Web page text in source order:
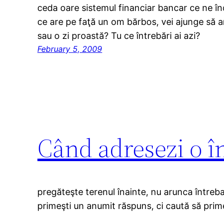
ceda oare sistemul financiar bancar ce ne
ce are pe faţă un om bărbos, vei ajunge să
sau o zi proastă? Tu ce întrebări ai azi?
February 5, 2009
Când adresezi o
pregăteşte terenul înainte, nu arunca
primeşti un anumit răspuns, ci caută să